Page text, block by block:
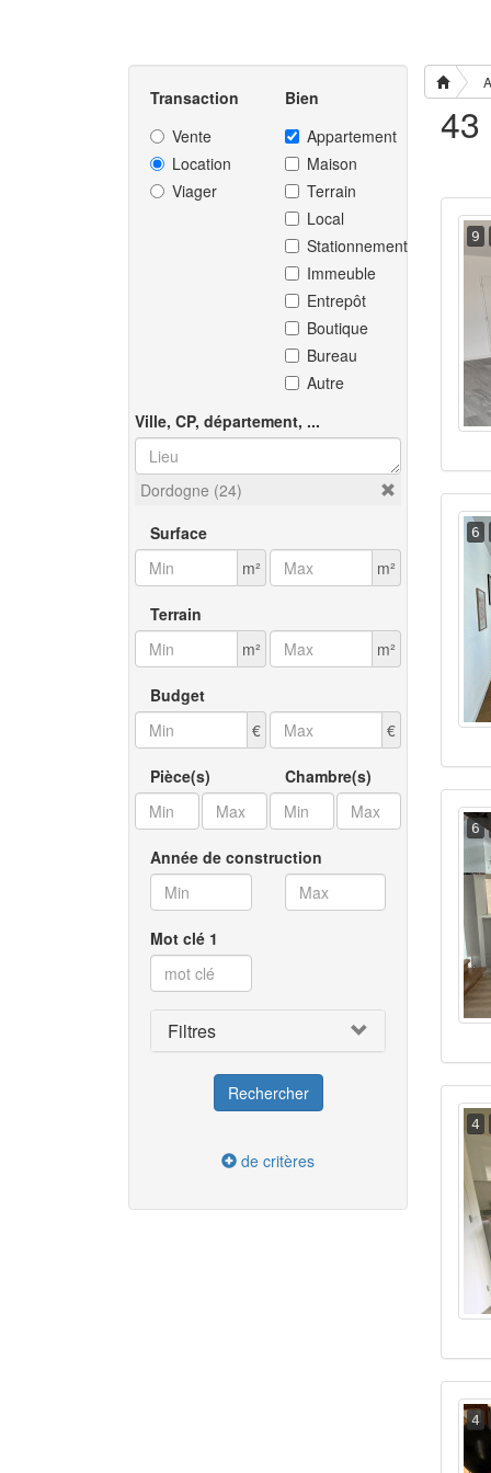
Transaction
Vente
Location
Viager
Bien
Appartement
Maison
Terrain
Local
Stationnement
Immeuble
Entrepôt
Boutique
Bureau
Autre
Ville, CP, département, ...
Dordogne (24)
Surface
m²
m²
Terrain
m²
m²
Budget
€
€
Pièce(s) Chambre(s)
Année de construction
Mot clé 1
Filtres
de critères
9
6
6
4
4